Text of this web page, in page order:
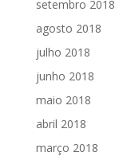
setembro 2018
agosto 2018
julho 2018
junho 2018
maio 2018
abril 2018
março 2018